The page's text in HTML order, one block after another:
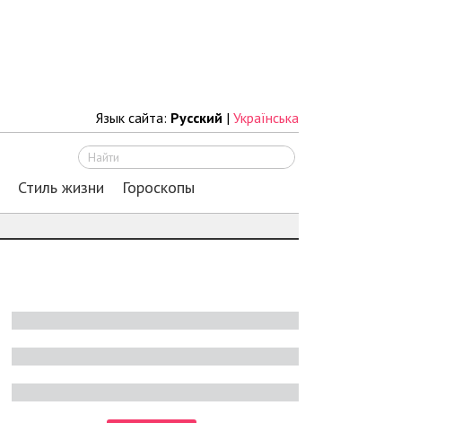
Язык сайта: Русский | Українська
Стиль жизни Гороскопы